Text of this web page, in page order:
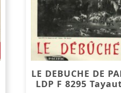
LE DEBUCHE DE
LDP F 8295